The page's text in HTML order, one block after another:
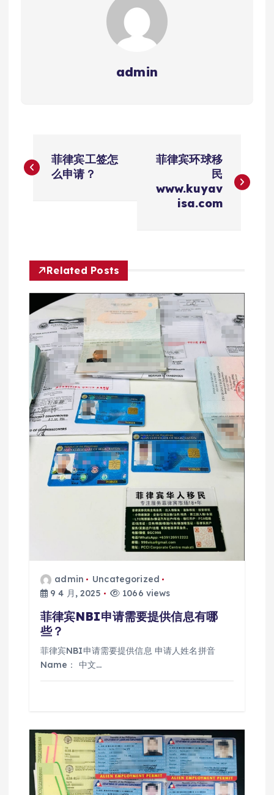
admin
章
菲律宾工签怎
么申请？
菲律宾环球移
民
www.kuyav
isa.com
Related Posts
admin
Uncategorized
9 4 月, 2025
1066 views
菲律宾NBI申请需要提供信息有哪
些？
菲律宾NBI申请需要提供信息 申请人姓名拼音
Name： 中文…